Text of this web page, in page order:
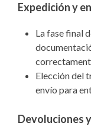
Expedición y
La fase final
Elección del
envío para
Devoluciones